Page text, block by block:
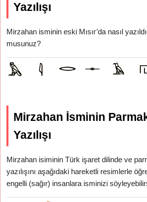
Yazılışı
Mirzahan isminin eski Mısır’da nasıl
musunuz?
Mirzahan İsminin
Yazılışı
Mirzahan isiminin Türk işaret dilinde ve
yazılışını aşağıdaki hareketli resimlerle
engelli (sağır) insanlara isminizi